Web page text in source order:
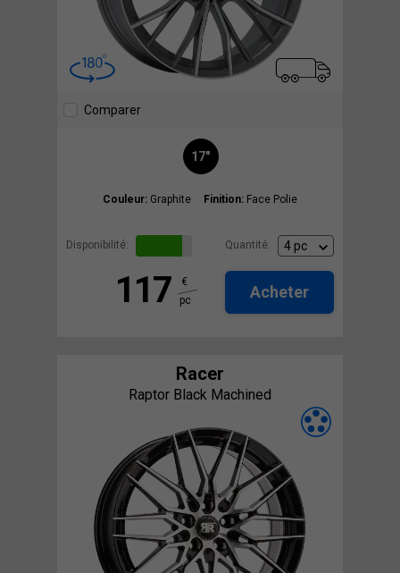
Comparer
17"
Couleur: Graphite Finition: Face Polie
Disponibilité: Quantité:
117
€
pc
Acheter
Racer
Raptor Black Machined